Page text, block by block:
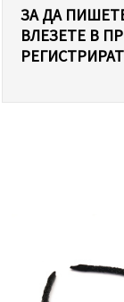
ЗА ДА
ВЛЕЗЕТЕ В